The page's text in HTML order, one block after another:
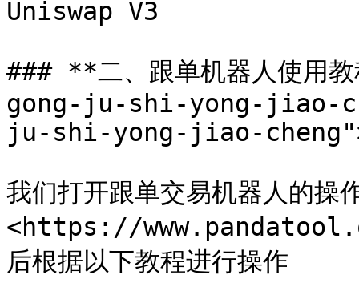
Uniswap V3
### **二、跟单机器人使
gong-ju-shi-yong-jiao-
ju-shi-yong-jiao-
我们打开跟单交易机器人的操
<https://
后根据以下教程进行操作